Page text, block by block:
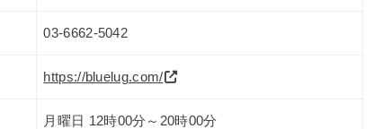
03-6662-5042
https://bluelug.com/
月曜日 12時00分～20時00分